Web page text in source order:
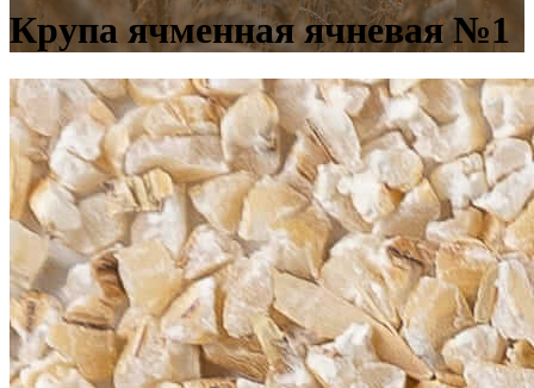
Крупа ячменная ячневая №1